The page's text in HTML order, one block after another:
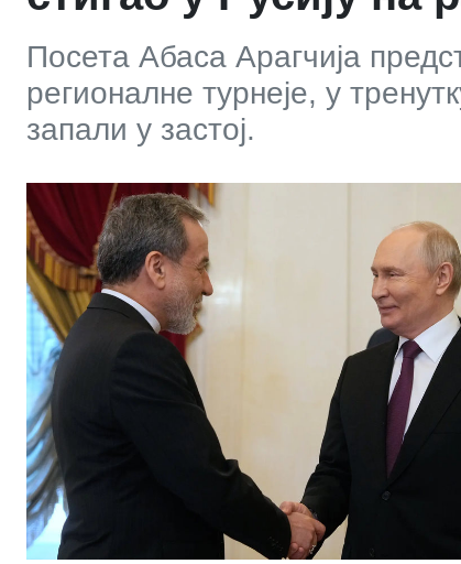
Посета Абаса Арагчија
регионалне турнеје, у
запали у застој.